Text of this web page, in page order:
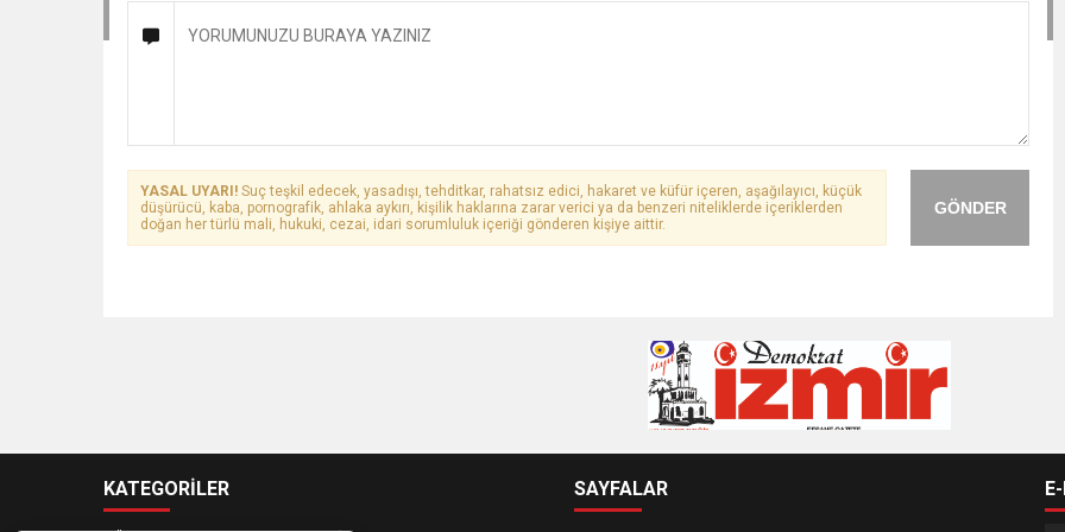
GÖNDER
YASAL UYARI! Suç teşkil edecek, yasadışı, tehditkar, rahatsız edici, hakaret ve küfür içeren, aşağılayıcı, küçük
düşürücü, kaba, pornografik, ahlaka aykırı, kişilik haklarına zarar verici ya da benzeri niteliklerde içeriklerden
doğan her türlü mali, hukuki, cezai, idari sorumluluk içeriği gönderen kişiye aittir.
KATEGORİLER SAYFALAR